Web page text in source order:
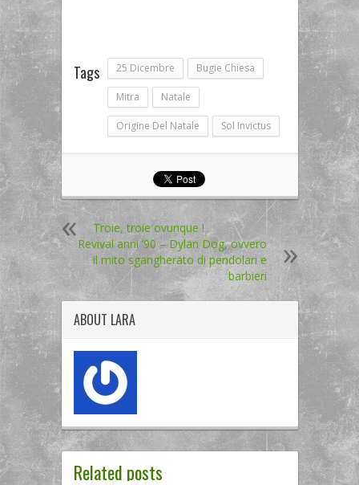
Tags 25 Dicembre Bugie Chiesa
Mitra Natale
Origine Del Natale Sol Invictus
Troie, troie ovunque !
Revival anni ’90 – Dylan Dog, ovvero
il mito sgangherato di pendolari e
barbieri
ABOUT LARA
Related posts